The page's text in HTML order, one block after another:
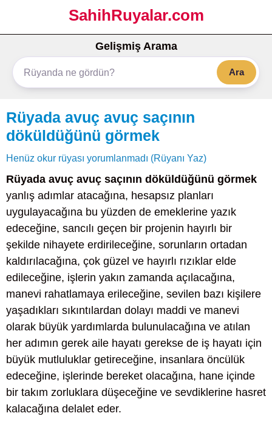
SahihRuyalar.com
Gelişmiş Arama
Ara
Rüyada avuç avuç saçının
döküldüğünü görmek
Henüz okur rüyası yorumlanmadı (Rüyanı Yaz)
Rüyada avuç avuç saçının döküldüğünü görmek
yanlış adımlar atacağına, hesapsız planları
uygulayacağına bu yüzden de emeklerine yazık
edeceğine, sancılı geçen bir projenin hayırlı bir
şekilde nihayete erdirileceğine, sorunların ortadan
kaldırılacağına, çok güzel ve hayırlı rızıklar elde
edileceğine, işlerin yakın zamanda açılacağına,
manevi rahatlamaya erileceğine, sevilen bazı kişilere
yaşadıkları sıkıntılardan dolayı maddi ve manevi
olarak büyük yardımlarda bulunulacağına ve atılan
her adımın gerek aile hayatı gerekse de iş hayatı için
büyük mutluluklar getireceğine, insanlara öncülük
edeceğine, işlerinde bereket olacağına, hane içinde
bir takım zorluklara düşeceğine ve sevdiklerine hasret
kalacağına delalet eder.